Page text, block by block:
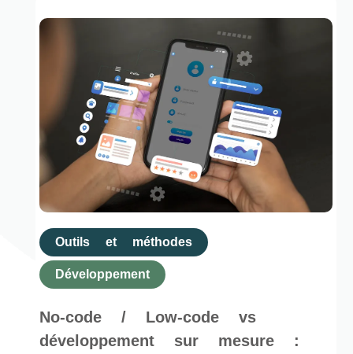
Outils et méthodes
Développement
No-code / Low-code vs
développement sur mesure :